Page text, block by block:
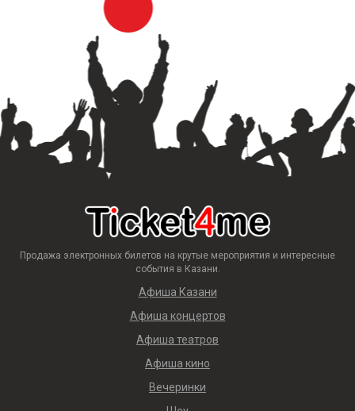
Продажа электронных билетов на крутые мероприятия и интересные
события в Казани.
Афиша Казани
Афиша концертов
Афиша театров
Афиша кино
Вечеринки